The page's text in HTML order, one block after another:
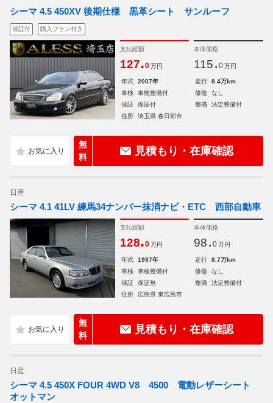
シーマ 4.5 450XV 後期仕様 黒革シート サンルーフ
保証付 購入プラン付き
支払総額
127.0 万円
本体価格
115. 0 万円
年式 2007年 走行
8.4万km
車検
車検整備付 修復
なし
保証
保証付 整備
法定整備付
住所
埼玉県 春日部市
無
料
見積もり・在庫確認
日産
シーマ 4.1 41LV 練馬34ナンバー抹消ナビ・ETC 西部自動車
支払総額
128.0 万円
本体価格
98. 0 万円
年式 1997年 走行
8.7万km
車検
車検整備付 修復
なし
保証
保証無 整備
法定整備付
住所
広島県 東広島市
無
料
見積もり・在庫確認
日産
シーマ 4.5 450X FOUR 4WD V8 4500 電動レザーシート
オットマン